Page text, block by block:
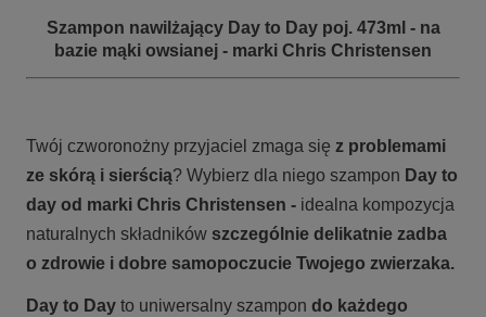
Szampon nawilżający Day to Day poj. 473ml - na
bazie mąki owsianej - marki Chris Christensen
Twój czworonożny przyjaciel zmaga się z problemami
ze skórą i sierścią? Wybierz dla niego szampon Day to
day od marki Chris Christensen - idealna kompozycja
naturalnych składników szczególnie delikatnie zadba
o zdrowie i dobre samopoczucie Twojego zwierzaka.
Day to Day to uniwersalny szampon do każdego